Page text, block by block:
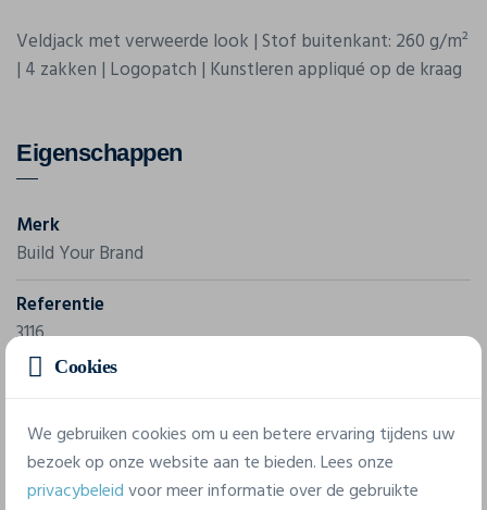
Veldjack met verweerde look | Stof buitenkant: 260 g/m²
| 4 zakken | Logopatch | Kunstleren appliqué op de kraag
Eigenschappen
Merk
Build Your Brand
Referentie
3116
Samenstelling
Capuche: 100% polyester
Cookies
We gebruiken cookies om u een betere ervaring tijdens uw
bezoek op onze website aan te bieden. Lees onze
privacybeleidvoor meer informatie over de gebruikte